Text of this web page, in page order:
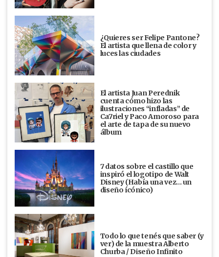
¿Quieres ser Felipe Pantone?
El artista que llena de color y
luces las ciudades
El artista Juan Perednik
cuenta cómo hizo las
ilustraciones “infladas” de
Ca7riel y Paco Amoroso para
el arte de tapa de su nuevo
álbum
7 datos sobre el castillo que
inspiró el logotipo de Walt
Disney (Había una vez... un
diseño ícónico)
Todo lo que tenés que saber (y
ver) de la muestra Alberto
Churba / Diseño Infinito